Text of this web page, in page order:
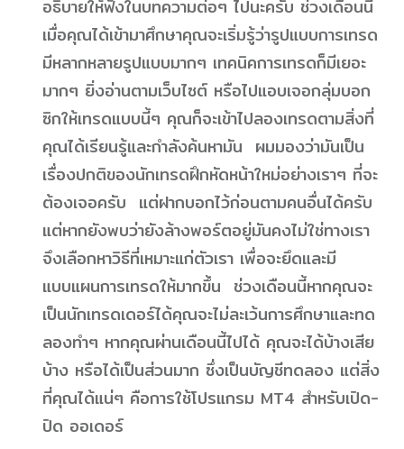
อธิบายให้ฟังในบทความต่อๆ ไปนะครับ ช่วงเดือนนี้
เมื่อคุณได้เข้ามาศึกษาคุณจะเริ่มรู้ว่ารูปแบบการเทรด
มีหลากหลายรูปแบบมากๆ เทคนิคการเทรดก็มีเยอะ
มากๆ ยิ่งอ่านตามเว็บไซต์ หรือไปแอบเจอกลุ่มบอก
ซิกให้เทรดแบบนี้ๆ คุณก็จะเข้าไปลองเทรดตามสิ่งที่
คุณได้เรียนรู้และกำลังค้นหามัน ผมมองว่ามันเป็น
เรื่องปกติของนักเทรดฝึกหัดหน้าใหม่อย่างเราๆ ที่จะ
ต้องเจอครับ แต่ฝากบอกไว้ก่อนตามคนอื่นได้ครับ
แต่หากยังพบว่ายังล้างพอร์ตอยู่มันคงไม่ใช่ทางเรา
จึงเลือกหาวิธีที่เหมาะแก่ตัวเรา เพื่อจะยึดและมี
แบบแผนการเทรดให้มากขึ้น ช่วงเดือนนี้หากคุณจะ
เป็นนักเทรดเดอร์ได้คุณจะไม่ละเว้นการศึกษาและทด
ลองทำๆ หากคุณผ่านเดือนนี้ไปได้ คุณจะได้บ้างเสีย
บ้าง หรือได้เป็นส่วนมาก ซึ่งเป็นบัญชีทดลอง แต่สิ่ง
ที่คุณได้แน่ๆ คือการใช้โปรแกรม MT4 สำหรับเปิด-
ปิด ออเดอร์